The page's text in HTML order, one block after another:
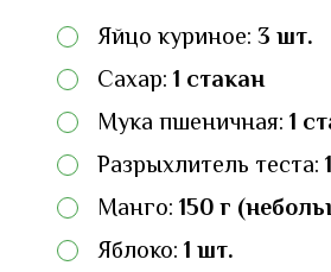
Яйцо куриное:3 шт.
Сахар:1 стакан
Мука пшеничная:1
Разрыхлитель теста:
Манго:150 г
Яблоко:1 шт.